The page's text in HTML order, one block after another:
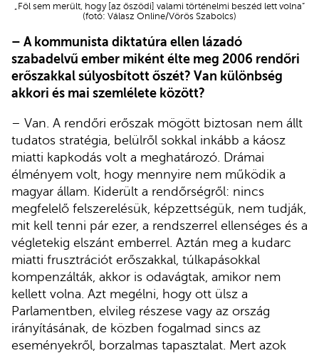
„Föl sem merült, hogy [az őszödi] valami történelmi beszéd lett volna”
(fotó: Válasz Online/Vörös Szabolcs)
– A kommunista diktatúra ellen lázadó
szabadelvű ember miként élte meg 2006 rendőri
erőszakkal súlyosbított őszét? Van különbség
akkori és mai szemlélete között?
– Van. A rendőri erőszak mögött biztosan nem állt
tudatos stratégia, belülről sokkal inkább a káosz
miatti kapkodás volt a meghatározó. Drámai
élményem volt, hogy mennyire nem működik a
magyar állam. Kiderült a rendőrségről: nincs
megfelelő felszerelésük, képzettségük, nem tudják,
mit kell tenni pár ezer, a rendszerrel ellenséges és a
végletekig elszánt emberrel. Aztán meg a kudarc
miatti frusztrációt erőszakkal, túlkapásokkal
kompenzálták, akkor is odavágtak, amikor nem
kellett volna. Azt megélni, hogy ott ülsz a
Parlamentben, elvileg részese vagy az ország
irányításának, de közben fogalmad sincs az
eseményekről, borzalmas tapasztalat. Mert azok